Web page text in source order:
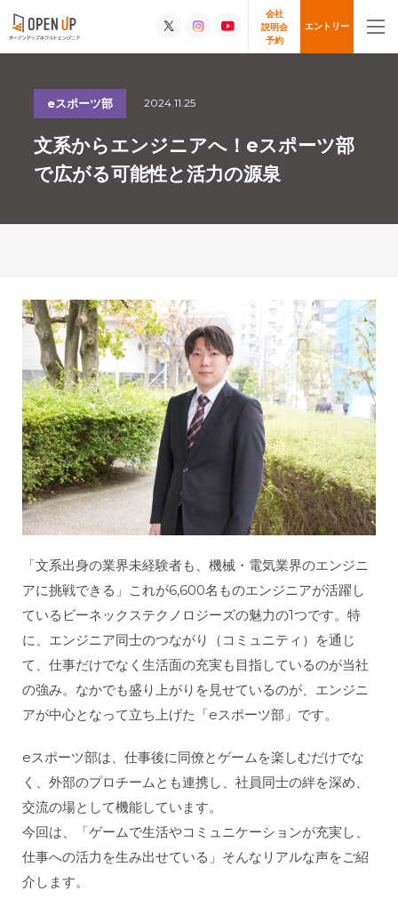
会社
説明会
予約
エントリー
eスポーツ部 2024.11.25
文系からエンジニアへ！eスポーツ部
で広がる可能性と活力の源泉
「文系出身の業界未経験者も、機械・電気業界のエンジニ
アに挑戦できる」これが6,600名ものエンジニアが活躍し
ているビーネックステクノロジーズの魅力の1つです。特
に、エンジニア同士のつながり（コミュニティ）を通じ
て、仕事だけでなく生活面の充実も目指しているのが当社
の強み。なかでも盛り上がりを見せているのが、エンジニ
アが中心となって立ち上げた「eスポーツ部」です。
eスポーツ部は、仕事後に同僚とゲームを楽しむだけでな
く、外部のプロチームとも連携し、社員同士の絆を深め、
交流の場として機能しています。
今回は、「ゲームで生活やコミュニケーションが充実し、
仕事への活力を生み出せている」そんなリアルな声をご紹
介します。